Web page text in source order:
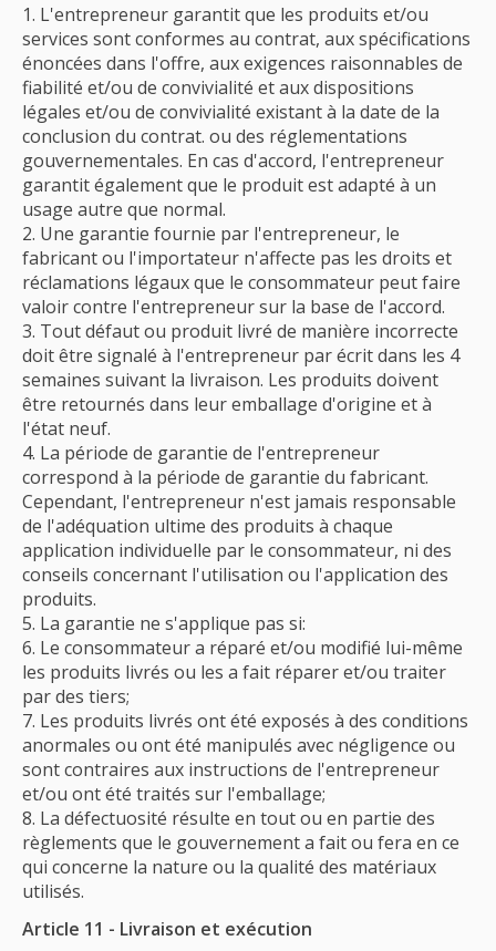
L'entrepreneur garantit que les produits et/ou
services sont conformes au contrat, aux spécifications
énoncées dans l'offre, aux exigences raisonnables de
fiabilité et/ou de convivialité et aux dispositions
légales et/ou de convivialité existant à la date de la
conclusion du contrat. ou des réglementations
gouvernementales. En cas d'accord, l'entrepreneur
garantit également que le produit est adapté à un
usage autre que normal.
Une garantie fournie par l'entrepreneur, le
fabricant ou l'importateur n'affecte pas les droits et
réclamations légaux que le consommateur peut faire
valoir contre l'entrepreneur sur la base de l'accord.
Tout défaut ou produit livré de manière incorrecte
doit être signalé à l'entrepreneur par écrit dans les 4
semaines suivant la livraison. Les produits doivent
être retournés dans leur emballage d'origine et à
l'état neuf.
La période de garantie de l'entrepreneur
correspond à la période de garantie du fabricant.
Cependant, l'entrepreneur n'est jamais responsable
de l'adéquation ultime des produits à chaque
application individuelle par le consommateur, ni des
conseils concernant l'utilisation ou l'application des
produits.
La garantie ne s'applique pas si:
Le consommateur a réparé et/ou modifié lui-même
les produits livrés ou les a fait réparer et/ou traiter
par des tiers;
Les produits livrés ont été exposés à des conditions
anormales ou ont été manipulés avec négligence ou
sont contraires aux instructions de l'entrepreneur
et/ou ont été traités sur l'emballage;
La défectuosité résulte en tout ou en partie des
règlements que le gouvernement a fait ou fera en ce
qui concerne la nature ou la qualité des matériaux
utilisés.
Article 11 - Livraison et exécution